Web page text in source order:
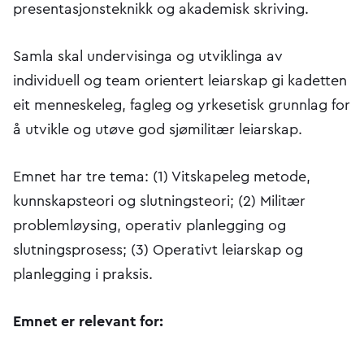
presentasjonsteknikk og akademisk skriving.
Samla skal undervisinga og utviklinga av
individuell og team orientert leiarskap gi kadetten
eit menneskeleg, fagleg og yrkesetisk grunnlag for
å utvikle og utøve god sjømilitær leiarskap.
Emnet har tre tema: (1) Vitskapeleg metode,
kunnskapsteori og slutningsteori; (2) Militær
problemløysing, operativ planlegging og
slutningsprosess; (3) Operativt leiarskap og
planlegging i praksis.
Emnet er relevant for: